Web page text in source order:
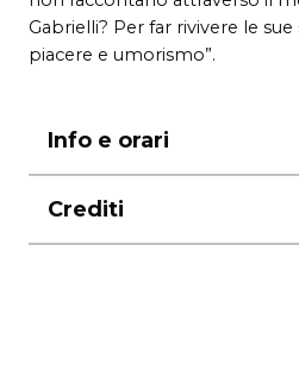
Gabrielli? Per far rivivere le
piacere e umorismo”.
Info e orari
TEATRO ELSA MORANTE,
Morante
ore 10.30
Crediti